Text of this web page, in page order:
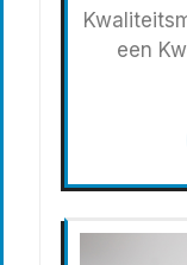
een